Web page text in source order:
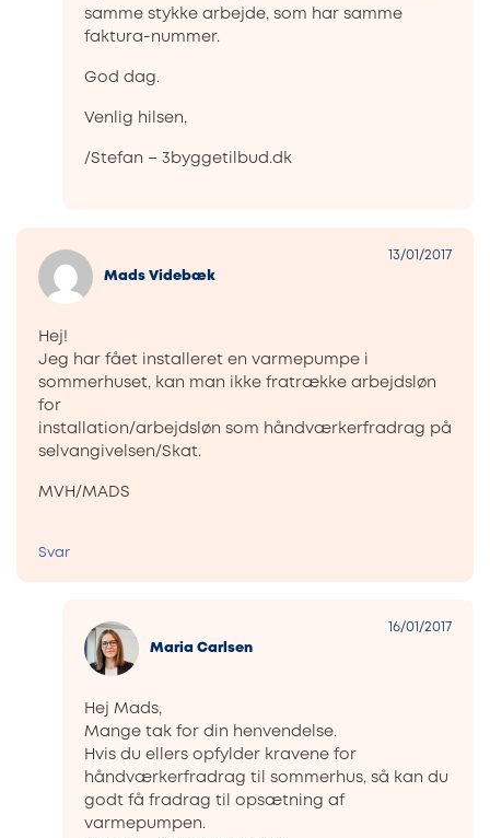
samme stykke arbejde, som har samme
faktura-nummer.
God dag.
Venlig hilsen,
/Stefan – 3byggetilbud.dk
Mads Videbæk
13/01/2017
Hej!
Jeg har fået installeret en varmepumpe i
sommerhuset, kan man ikke fratrække arbejdsløn
for
installation/arbejdsløn som håndværkerfradrag på
selvangivelsen/Skat.
MVH/MADS
Svar
Maria Carlsen
16/01/2017
Hej Mads,
Mange tak for din henvendelse.
Hvis du ellers opfylder kravene for
håndværkerfradrag til sommerhus, så kan du
godt få fradrag til opsætning af
varmepumpen.